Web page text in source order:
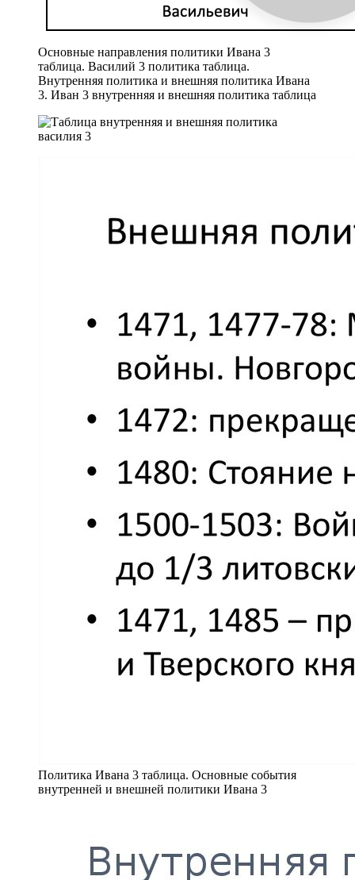
Основные направления политики Ивана 3
таблица. Василий 3 политика таблица.
Внутренняя политика и внешняя политика Ивана
3. Иван 3 внутренняя и внешняя политика таблица
Политика Ивана 3 таблица. Основные события
внутренней и внешней политики Ивана 3